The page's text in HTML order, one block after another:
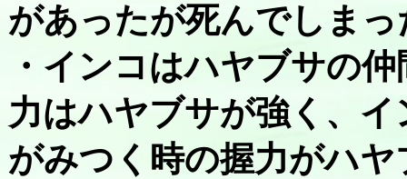
があったが死んでしま
・インコはハヤブサの
力はハヤブサが強く、
がみつく時の握力がハ